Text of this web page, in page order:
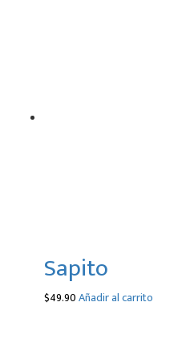
Sapito
$49.90Añadir al carrito